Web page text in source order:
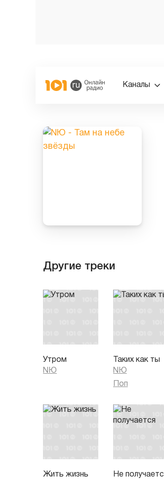
Каналы
Другие треки
Утром
NЮ
Таких как ты
NЮ
Поп
Жить жизнь
Не